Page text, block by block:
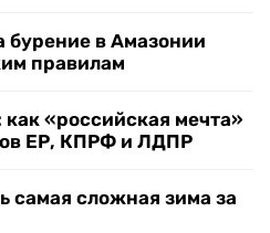
в Амазонии
правилам
«российская мечта»
ЕР, КПРФ и ЛДПР
самая сложная зима за